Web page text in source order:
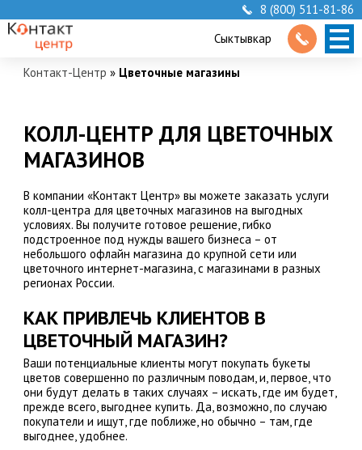
8 (800) 511-81-86
Сыктывкар
Контакт-Центр » Цветочные магазины
КОЛЛ-ЦЕНТР ДЛЯ ЦВЕТОЧНЫХ
МАГАЗИНОВ
В компании «Контакт Центр» вы можете заказать услуги
колл-центра для цветочных магазинов на выгодных
условиях. Вы получите готовое решение, гибко
подстроенное под нужды вашего бизнеса – от
небольшого офлайн магазина до крупной сети или
цветочного интернет-магазина, с магазинами в разных
регионах России.
КАК ПРИВЛЕЧЬ КЛИЕНТОВ В
ЦВЕТОЧНЫЙ МАГАЗИН?
Ваши потенциальные клиенты могут покупать букеты
цветов совершенно по различным поводам, и, первое, что
они будут делать в таких случаях – искать, где им будет,
прежде всего, выгоднее купить. Да, возможно, по случаю
покупатели и ищут, где поближе, но обычно – там, где
выгоднее, удобнее.